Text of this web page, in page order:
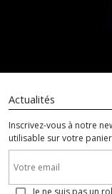
Actualités
Inscrivez-vous à notre
utilisable sur votre